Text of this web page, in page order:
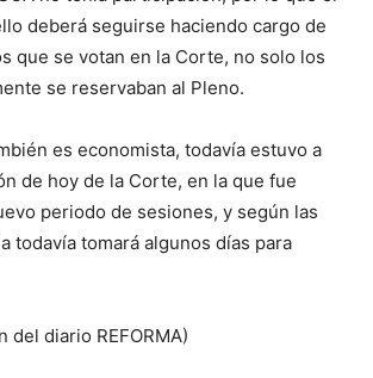
deberá seguirse haciendo cargo de
que se votan en la Corte, no solo los
se reservaban al Pleno.
es economista, todavía estuvo a
de hoy de la Corte, en la que fue
periodo de sesiones, y según las
todavía tomará algunos días para
del diario REFORMA)